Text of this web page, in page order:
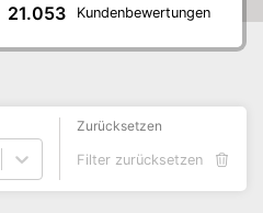
21.053 Kundenbewertungen
Zurücksetzen
Filter zurücksetzen